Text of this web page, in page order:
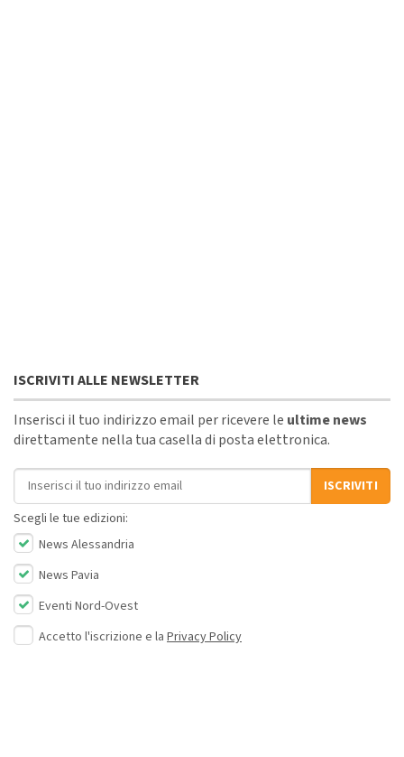
ISCRIVITI ALLE NEWSLETTER
Inserisci il tuo indirizzo email per ricevere le ultime news
direttamente nella tua casella di posta elettronica.
Indirizzo email
ISCRIVITI
Scegli le tue edizioni:
News Alessandria
News Pavia
Eventi Nord-Ovest
Accetto l'iscrizione e la Privacy Policy